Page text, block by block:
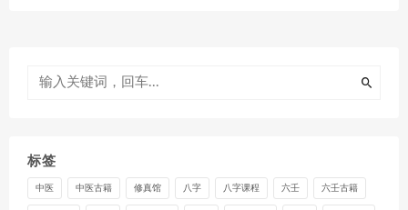
标签
中医 中医古籍 修真馆 八字 八字课程 六壬 六壬古籍